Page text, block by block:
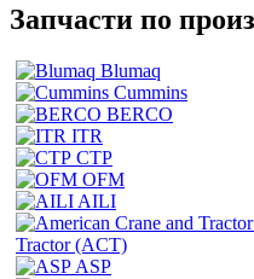
Запчасти по
Blumaq
Cummins
BERCO
ITR
CTP
OFM
AILI
Tractor (ACT)
ASP